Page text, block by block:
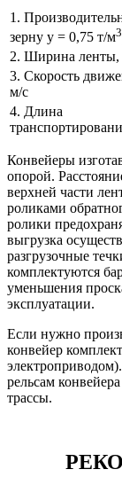
1.
зерну y = 0,75 т/м3
2. Ширина
3. Скорость
м/с
4. Длина
Конвейеры
опорой.
верхней части
роликами
ролики
выгрузка
разгрузочные
комплектуются
уменьшения
эксплуатации.
Если нужно
конвейер
рельсам
трассы.